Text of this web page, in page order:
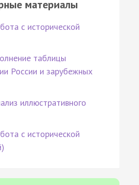
материалы
с исторической
таблицы
России и зарубежных
иллюстративного
с исторической